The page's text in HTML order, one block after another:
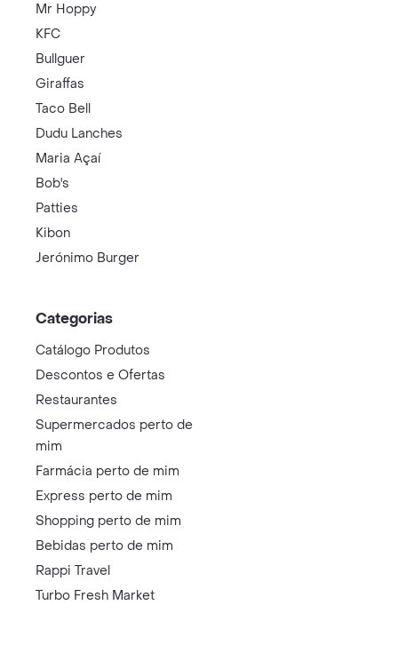
Mr Hoppy
KFC
Bullguer
Giraffas
Taco Bell
Dudu Lanches
Maria Açaí
Bob's
Patties
Kibon
Jerónimo Burger
Categorias
Catálogo Produtos
Descontos e Ofertas
Restaurantes
Supermercados perto de
mim
Farmácia perto de mim
Express perto de mim
Shopping perto de mim
Bebidas perto de mim
Rappi Travel
Turbo Fresh Market